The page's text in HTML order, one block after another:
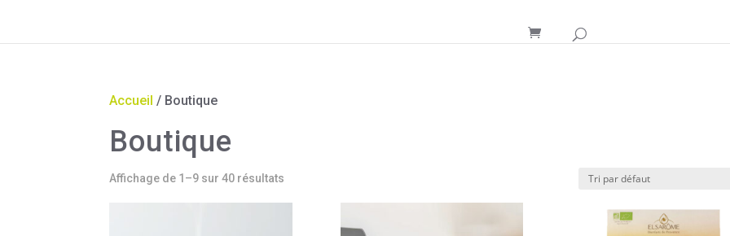
Accueil / Boutique
Boutique
Affichage de 1–9 sur 40 résultats